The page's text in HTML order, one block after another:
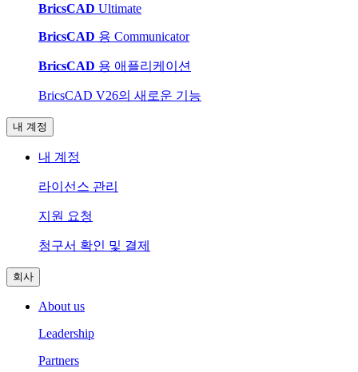
BricsCAD Ultimate
BricsCAD 용 Communicator
BricsCAD 용 애플리케이션
BricsCAD V26의 새로운 기능
내 계정
내 계정
라이선스 관리
지원 요청
청구서 확인 및 결제
회사
About us
Leadership
Partners